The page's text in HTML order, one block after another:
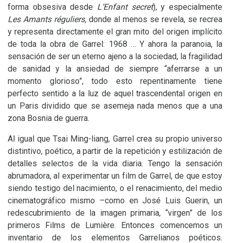
forma obsesiva desde L’Enfant secret), y especialmente
Les Amants réguliers, donde al menos se revela, se recrea
y representa directamente el gran mito del origen implícito
de toda la obra de Garrel: 1968 … Y ahora la paranoia, la
sensación de ser un eterno ajeno a la sociedad, la fragilidad
de sanidad y la ansiedad de siempre “aferrarse a un
momento glorioso”, todo esto repentinamente tiene
perfecto sentido a la luz de aquel trascendental origen en
un Paris dividido que se asemeja nada menos que a una
zona Bosnia de guerra.
Al igual que Tsai Ming-liang, Garrel crea su propio universo
distintivo, poético, a partir de la repetición y estilización de
detalles selectos de la vida diaria. Tengo la sensación
abrumadora, al experimentar un film de Garrel, de que estoy
siendo testigo del nacimiento, o el renacimiento, del medio
cinematográfico mismo –como en José Luis Guerin, un
redescubrimiento de la imagen primaria, “virgen” de los
primeros Films de Lumière. Entonces comencemos un
inventario de los elementos Garrelianos poéticos.